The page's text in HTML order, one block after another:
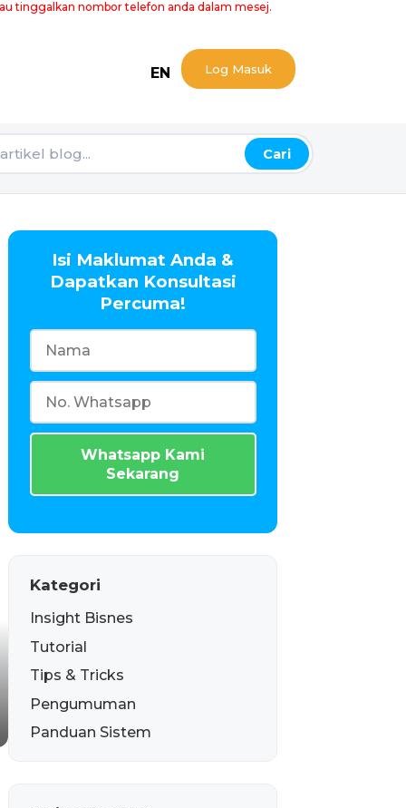
tinggalkan nombor telefon anda dalam mesej.
EN Log Masuk
Cari
Isi Maklumat Anda &
Dapatkan Konsultasi
Percuma!
Whatsapp Kami
Sekarang
Kategori
Insight Bisnes
Tutorial
Tips & Tricks
Pengumuman
Panduan Sistem